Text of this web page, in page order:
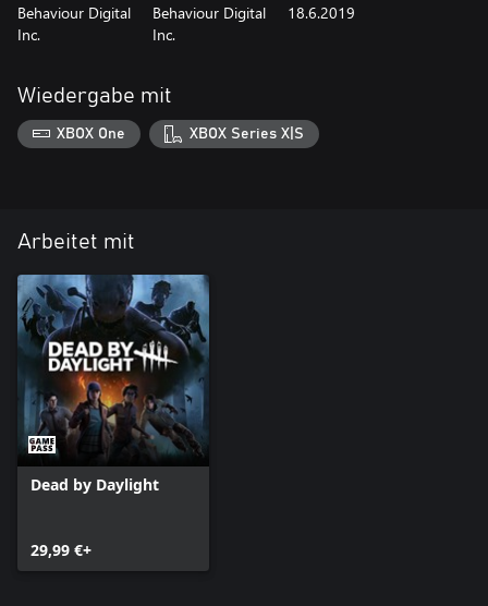
Behaviour Digital
Inc.
Behaviour Digital
Inc.
18.6.2019
Wiedergabe mit
XBOX One XBOX Series X|S
Arbeitet mit
Dead by Daylight
29,99 €+